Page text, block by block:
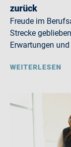
zurück
Freude im
Strecke
Erwartungen
WEITERLESEN